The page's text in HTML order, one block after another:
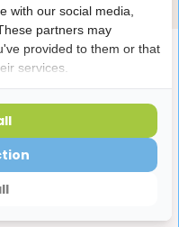
with our social media,
partners may
provided to them or that
services.